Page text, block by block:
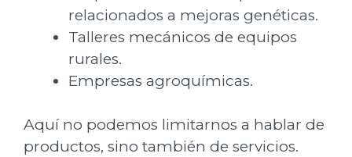
relacionados a mejoras genéticas.
Talleres mecánicos de equipos
rurales.
Empresas agroquímicas.
Aquí no podemos limitarnos a hablar de
productos, sino también de servicios.